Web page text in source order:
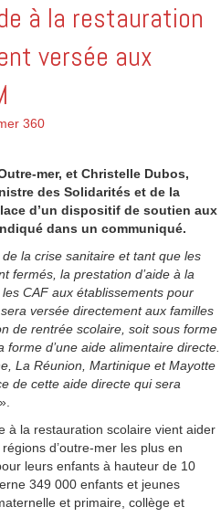
à la restauration
versée aux
360
mer, et Christelle Dubos,
des Solidarités et de la
d’un dispositif de soutien aux
dans un communiqué.
la crise sanitaire et tant que les
fermés, la prestation d’aide à la
CAF aux établissements pour
versée directement aux familles
de rentrée scolaire, soit sous forme
forme d’une aide alimentaire directe.
La Réunion, Martinique et Mayotte
de cette aide directe qui sera
».
à la restauration scolaire vient aider
d’outre-mer les plus en
leurs enfants à hauteur de 10
349 000 enfants et jeunes
et primaire, collège et